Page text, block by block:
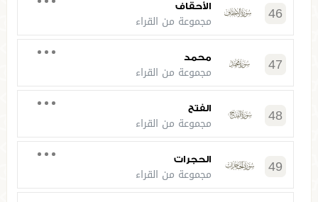
46 الأحقاف
مجموعة من القراء
47 محمد
مجموعة من القراء
48 الفتح
مجموعة من القراء
49 الحجرات
مجموعة من القراء